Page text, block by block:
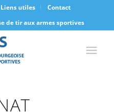
Liens utiles
Contact
de tir aux armes sportives